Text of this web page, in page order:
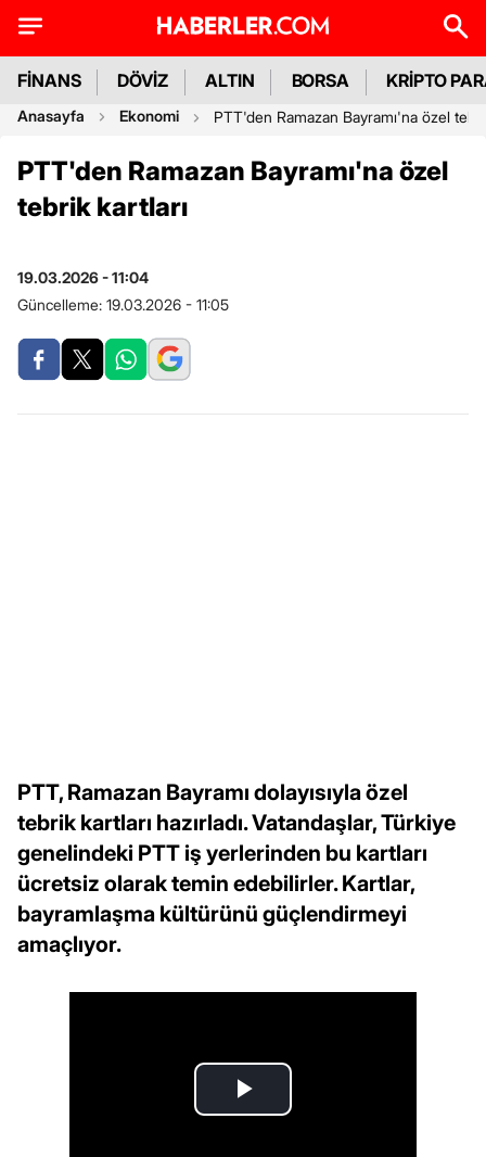
FİNANS DÖVİZ ALTIN BORSA KRİPTO
Anasayfa Ekonomi PTT'den Ramazan Bayramı'na özel
PTT'den Ramazan Bayramı'na özel
tebrik kartları
19.03.2026 - 11:04
Güncelleme: 19.03.2026 - 11:05
PTT, Ramazan Bayramı dolayısıyla özel
tebrik kartları hazırladı. Vatandaşlar, Türkiye
genelindeki PTT iş yerlerinden bu kartları
ücretsiz olarak temin edebilirler. Kartlar,
bayramlaşma kültürünü güçlendirmeyi
amaçlıyor.